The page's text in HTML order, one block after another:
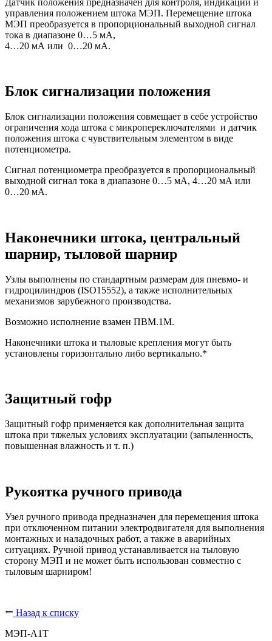
управления положением штока МЭП. Перемещение штока
МЭП преобразуется в пропорциональный выходной сигнал
тока в диапазоне 0…5 мА,
4…20 мА или 0…20 мА.
Блок сигнализации положения
Блок сигнализации положения совмещает в себе устройство
ограничения хода штока с микропереключателями и датчик
положения штока с чувствительным элементом в виде
потенциометра.
Сигнал потенциометра преобразуется в пропорциональный
выходной сигнал тока в диапазоне 0…5 мА, 4…20 мА или
0…20 мА.
Наконечники штока, центральный
шарнир, тыловой шарнир
Узлы выполнены по стандартным размерам для пневмо- и
гидроцилиндров (ISO15552), а также исполнительных
механизмов зарубежного производства.
Возможно исполнение взамен ПВМ.1М.
Наконечники штока и тыловые крепления могут быть
установлены горизонтально либо вертикально.*
Защитный гофр
Защитный гофр применяется как дополнительная защита
штока при тяжелых условиях эксплуатации (запыленность,
повышенная влажность и т. п.)
Рукоятка ручного привода
Узел ручного привода предназначен для перемещения штока
при отключенном питании электродвигателя для выполнения
монтажных и наладочных работ, а также в аварийных
ситуациях. Ручной привод устанавливается на тыловую
сторону МЭП и не может быть использован совместно с
тыловым шарниром!
Назад к списку
МЭП-А1Т